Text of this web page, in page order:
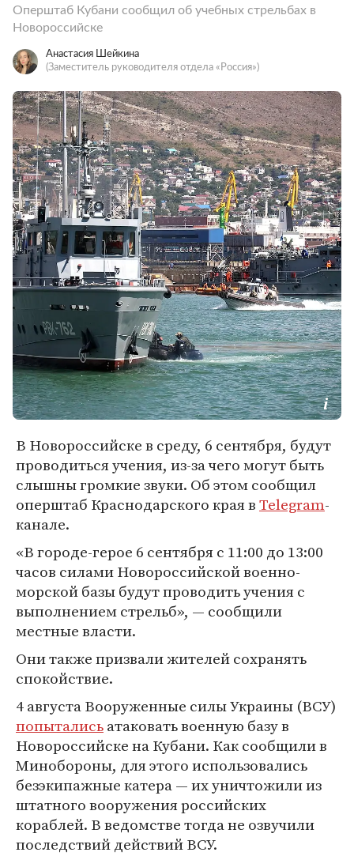
Оперштаб Кубани сообщил об учебных стрельбах в
Новороссийске
Анастасия Шейкина
(Заместитель руководителя отдела «Россия»)
В Новороссийске в среду, 6 сентября, будут
проводиться учения, из-за чего могут быть
слышны громкие звуки. Об этом сообщил
оперштаб Краснодарского края вTelegram-
канале.
«В городе-герое 6 сентября с 11:00 до 13:00
часов силами Новороссийской военно-
морской базы будут проводить учения с
выполнением стрельб», — сообщили
местные власти.
Они также призвали жителей сохранять
спокойствие.
4 августа Вооруженные силы Украины (ВСУ)
попыталисьатаковать военную базу в
Новороссийске на Кубани. Как сообщили в
Минобороны, для этого использовались
безэкипажные катера — их уничтожили из
штатного вооружения российских
кораблей. В ведомстве тогда не озвучили
последствий действий ВСУ.